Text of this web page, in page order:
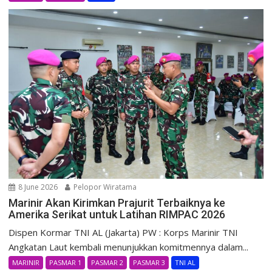
8 June 2026 Pelopor Wiratama
Marinir Akan Kirimkan Prajurit Terbaiknya ke
Amerika Serikat untuk Latihan RIMPAC 2026
Dispen Kormar TNI AL (Jakarta) PW : Korps Marinir TNI
Angkatan Laut kembali menunjukkan komitmennya dalam...
MARINIR PASMAR 1 PASMAR 2 PASMAR 3 TNI AL